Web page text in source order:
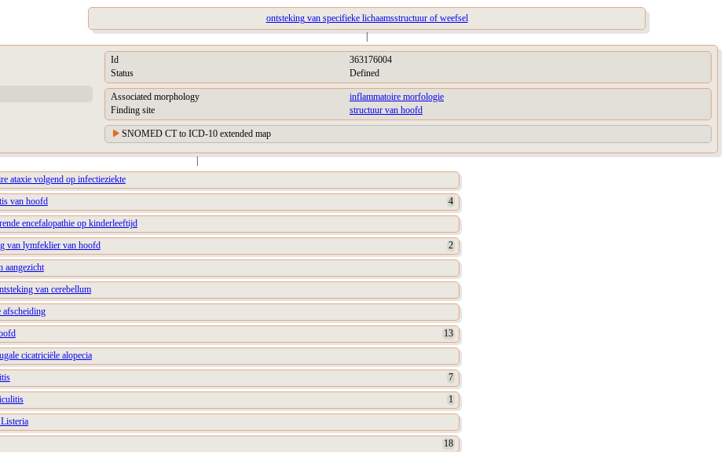
ontsteking van specifieke lichaamsstructuur of weefsel
|
Id
363176004
Status
Defined
Associated morphology
inflammatoire morfologie
Finding site
structuur van hoofd
SNOMED CT to ICD-10 extended map
|
ataxie volgend op infectieziekte
van hoofd
4
encefalopathie op kinderleeftijd
van lymfeklier van hoofd
2
aangezicht
van cerebellum
afscheiding
13
cicatriciële alopecia
7
1
18